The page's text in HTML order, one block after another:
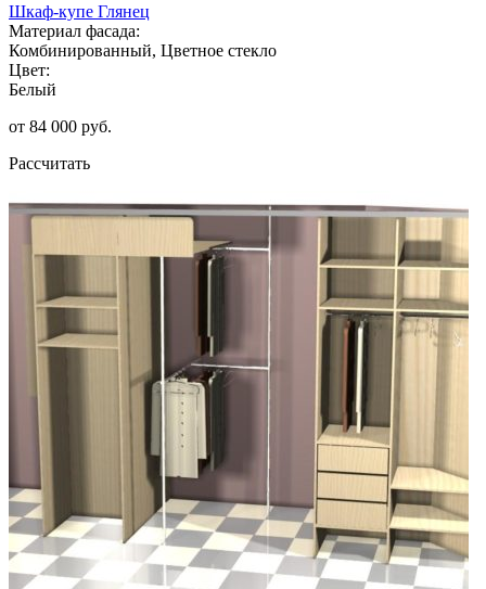
Шкаф-купе Глянец
Материал фасада:
Комбинированный, Цветное стекло
Цвет:
Белый
от 84 000 руб.
Рассчитать